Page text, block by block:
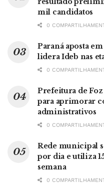
mil candidatos
0
Paraná aposta
lidera Ideb nas
0
Prefeitura de Foz
para aprimorar
administrativos
0
Rede municipal
por dia e utiliza
semana
0